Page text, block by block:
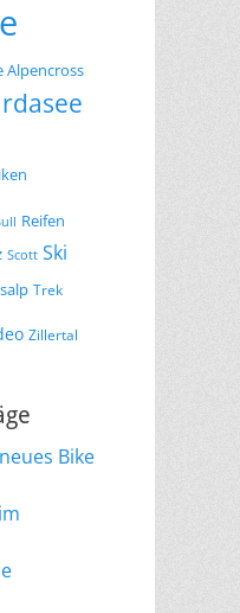
Alpencross
Reifen
Scott Ski
Trek
Zillertal
Bike